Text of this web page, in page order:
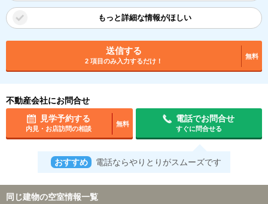
もっと詳細な情報がほしい
送信する
2 項目のみ入力するだけ！
無料
不動産会社にお問合せ
見学予約する
内見・お店訪問の相談
無料
電話でお問合せ
すぐに問合せる
おすすめ 電話ならやりとりがスムーズです
同じ建物の空室情報一覧